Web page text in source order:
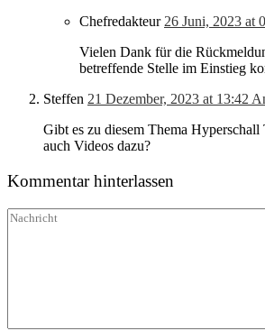
Chefredakteur 26 Juni, 2023 at
Vielen Dank für die
betreffende Stelle im Einstieg
Steffen 21 Dezember, 2023 at 13:42
Gibt es zu diesem Thema Hyperschall
auch Videos dazu?
Kommentar hinterlassen